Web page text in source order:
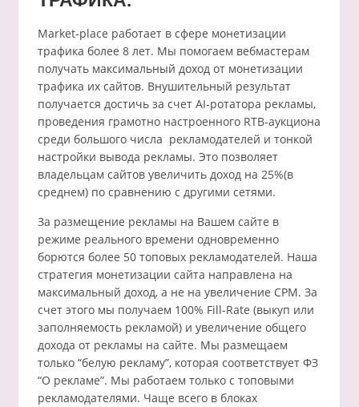
Market-place работает в сфере монетизации
трафика более 8 лет. Мы помогаем вебмастерам
получать максимальный доход от монетизации
трафика их сайтов. Внушительный результат
получается достичь за счет AI-ротатора рекламы,
проведения грамотно настроенного RTB-аукциона
среди большого числа рекламодателей и тонкой
настройки вывода рекламы. Это позволяет
владельцам сайтов увеличить доход на 25%(в
среднем) по сравнению с другими сетями.
За размещение рекламы на Вашем сайте в
режиме реального времени одновременно
борются более 50 топовых рекламодателей. Наша
стратегия монетизации сайта направлена на
максимальный доход, а не на увеличение CPM. За
счет этого мы получаем 100% Fill-Rate (выкуп или
заполняемость рекламой) и увеличение общего
дохода от рекламы на сайте. Мы размещаем
только “белую рекламу”, которая соответствует ФЗ
“О рекламе”. Мы работаем только с топовыми
рекламодателями. Чаще всего в блоках